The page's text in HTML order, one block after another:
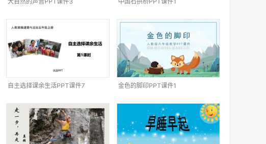
自主选择课余生活PPT课件7 金色的脚印PPT课件1